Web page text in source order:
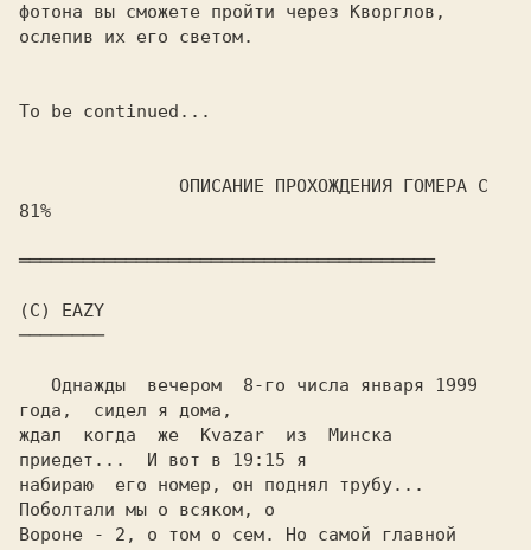
фотона вы сможете пройти через Кворглов ,
To be continued...
81%
(С) EAZY
года,  сидел я дома,
ждал  когда  же  Kvazar  из  Mинска
приедет...  И вот в 19:15 я
набираю  его номер, он поднял трубу...
Поболтали мы о всяком, o
Вороне - 2, о том о сем. Но самой главной